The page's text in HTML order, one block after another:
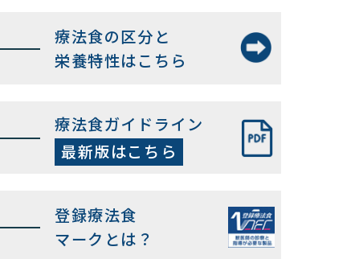
療法食の区分と
栄養特性はこちら
療法食ガイドライン
最新版はこちら
登録療法食
マークとは？